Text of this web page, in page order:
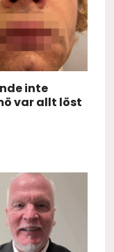
inte
var allt löst